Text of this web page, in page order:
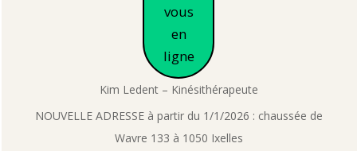
vous
en
ligne
Kim Ledent – Kinésithérapeute
NOUVELLE ADRESSE à partir du 1/1/2026 : chaussée de
Wavre 133 à 1050 Ixelles